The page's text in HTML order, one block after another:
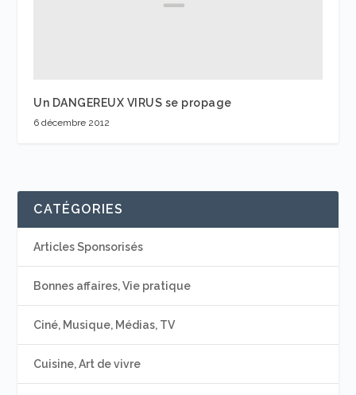
Un DANGEREUX VIRUS se propage
6 décembre 2012
CATÉGORIES
Articles Sponsorisés
Bonnes affaires, Vie pratique
Ciné, Musique, Médias, TV
Cuisine, Art de vivre